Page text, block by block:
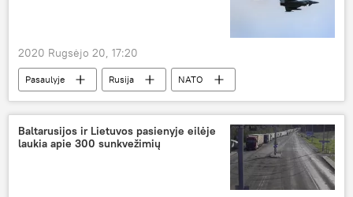
2020 Rugsėjo 20, 17:20
Pasaulyje Rusija
NATO
Didžioji Britanija
Baltarusijos ir Lietuvos pasienyje eilėje
laukia apie 300 sunkvežimių